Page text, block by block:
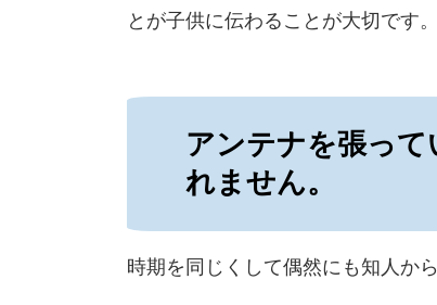
とが子供に伝わることが大切です。
アンテナを張っ
れません。
時期を同じくして偶然にも知人か